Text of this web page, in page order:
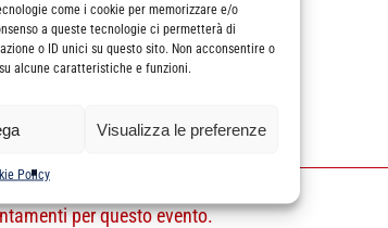
come i cookie per memorizzare e/o
a queste tecnologie ci permetterà di
o ID unici su questo sito. Non acconsentire o
alcune caratteristiche e funzioni.
Visualizza le preferenze
Policy
on line al sito www.aidc.pro
per questo evento.